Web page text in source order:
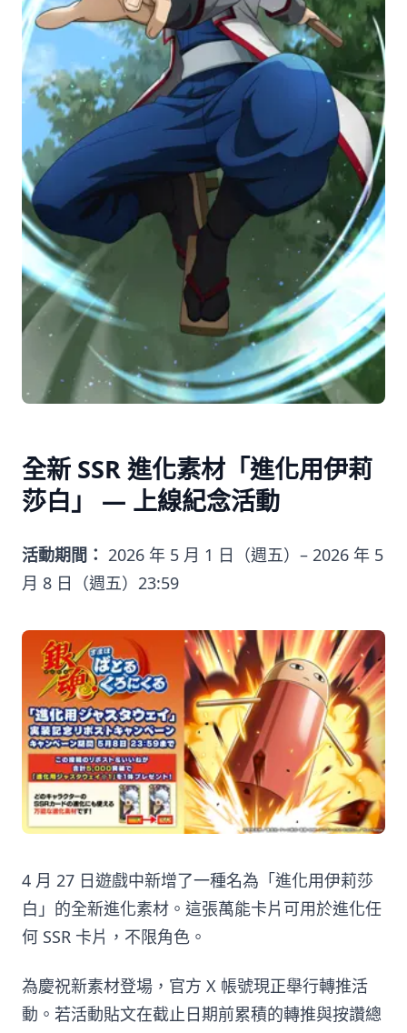
全新 SSR 進化素材「進化用伊莉
莎白」 — 上線紀念活動
活動期間： 2026 年 5 月 1 日（週五）– 2026 年 5
月 8 日（週五）23:59
4 月 27 日遊戲中新增了一種名為「進化用伊莉莎
白」的全新進化素材。這張萬能卡片可用於進化任
何 SSR 卡片，不限角色。
為慶祝新素材登場，官方 X 帳號現正舉行轉推活
動。若活動貼文在截止日期前累積的轉推與按讚總